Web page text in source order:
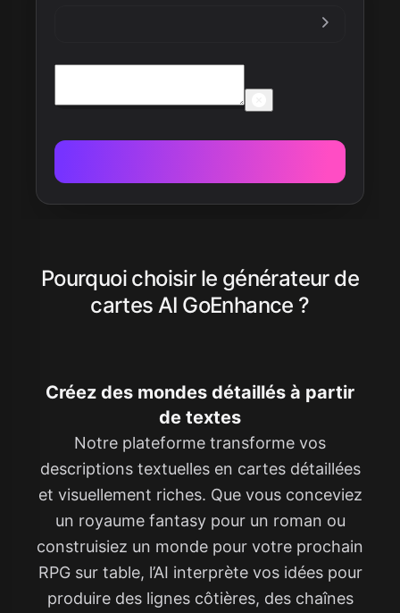
Pourquoi choisir le générateur de
cartes AI GoEnhance ?
Créez des mondes détaillés à partir
de textes
Notre plateforme transforme vos
descriptions textuelles en cartes détaillées
et visuellement riches. Que vous conceviez
un royaume fantasy pour un roman ou
construisiez un monde pour votre prochain
RPG sur table, l’AI interprète vos idées pour
produire des lignes côtières, des chaînes